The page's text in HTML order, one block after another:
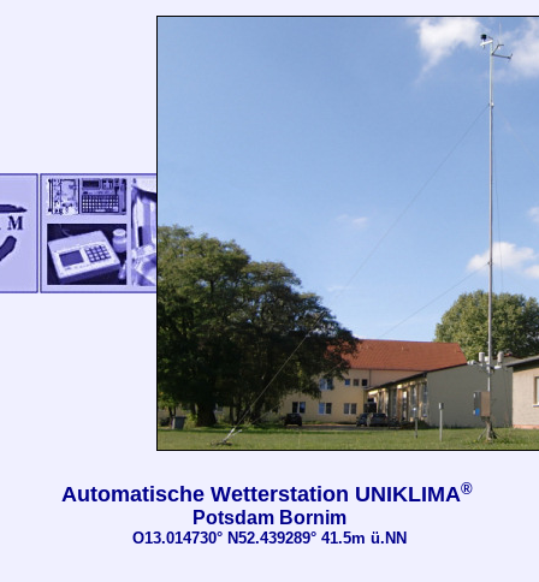
Automatische Wetterstation UNIKLIMA®
Potsdam Bornim
O13.014730° N52.439289° 41.5m ü.NN